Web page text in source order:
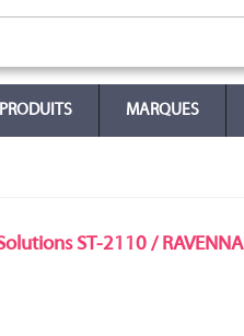
PRODUITS MARQUES
ST-2110 / RAVENNA